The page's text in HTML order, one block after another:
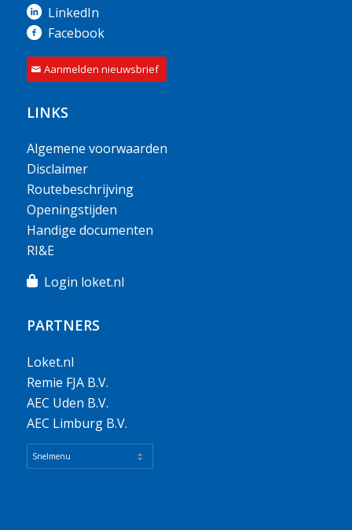
LinkedIn
Facebook
Aanmelden nieuwsbrief
LINKS
Algemene voorwaarden
Disclaimer
Routebeschrijving
Openingstijden
Handige documenten
RI&E
Login loket.nl
PARTNERS
Loket.nl
Remie FJA B.V.
AEC Uden B.V.
AEC Limburg B.V.